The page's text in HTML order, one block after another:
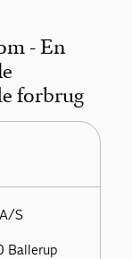
- En
forbrug
S
Ballerup